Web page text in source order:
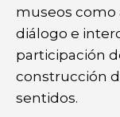
museos como
diálogo e
participación
construcción
sentidos.